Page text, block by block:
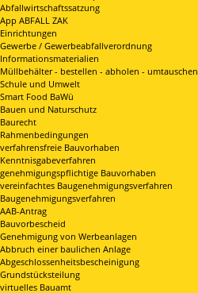
Abfallwirtschaftssatzung
App ABFALL ZAK
Einrichtungen
Gewerbe / Gewerbeabfallverordnung
Informationsmaterialien
Müllbehälter - bestellen - abholen - umtauschen
Schule und Umwelt
Smart Food BaWü
Bauen und Naturschutz
Baurecht
Rahmenbedingungen
verfahrensfreie Bauvorhaben
Kenntnisgabeverfahren
genehmigungspflichtige Bauvorhaben
vereinfachtes Baugenehmigungsverfahren
Baugenehmigungsverfahren
AAB-Antrag
Bauvorbescheid
Genehmigung von Werbeanlagen
Abbruch einer baulichen Anlage
Abgeschlossenheitsbescheinigung
Grundstücksteilung
virtuelles Bauamt